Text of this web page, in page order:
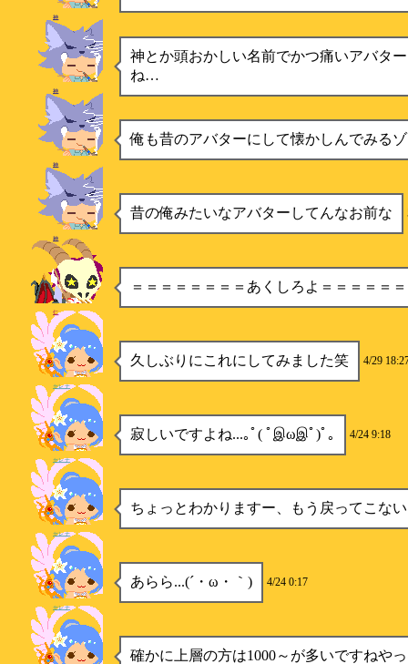
神
神とか頭おかしい名前でかつ痛いアバタ
ね…
神
俺も昔のアバターにして懐かしんでみる
神
昔の俺みたいなアバターしてんなお前な
神
＝＝＝＝＝＝＝＝あくしろよ＝＝＝＝＝
仁
久しぶりにこれにしてみました笑 4/29
セレナ
寂しいですよね...｡ﾟ( ﾟஇωஇﾟ)ﾟ｡ 4/24 9:18
セレナ
ちょっとわかりますー、もう戻ってこな
セレナ
あらら...(´・ω・｀) 4/24 0:17
セレナ
確かに上層の方は1000～が多いですねや